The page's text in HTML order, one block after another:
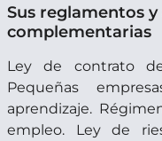
Sus reglamentos
complementarias
Ley de contrato
Pequeñas
aprendizaje.
empleo. Ley de